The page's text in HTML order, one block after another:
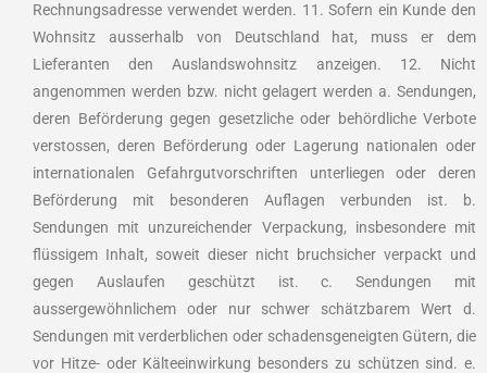
Rechnungsadresse verwendet werden. 11. Sofern ein Kunde den
Wohnsitz ausserhalb von Deutschland hat, muss er dem
Lieferanten den Auslandswohnsitz anzeigen. 12. Nicht
angenommen werden bzw. nicht gelagert werden a. Sendungen,
deren Beförderung gegen gesetzliche oder behördliche Verbote
verstossen, deren Beförderung oder Lagerung nationalen oder
internationalen Gefahrgutvorschriften unterliegen oder deren
Beförderung mit besonderen Auflagen verbunden ist. b.
Sendungen mit unzureichender Verpackung, insbesondere mit
flüssigem Inhalt, soweit dieser nicht bruchsicher verpackt und
gegen Auslaufen geschützt ist. c. Sendungen mit
aussergewöhnlichem oder nur schwer schätzbarem Wert d.
Sendungen mit verderblichen oder schadensgeneigten Gütern, die
vor Hitze- oder Kälteeinwirkung besonders zu schützen sind. e.